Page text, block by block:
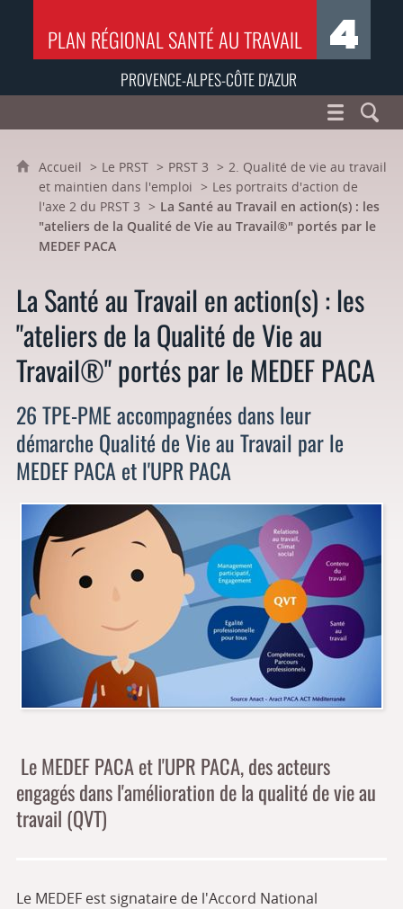
PLAN RÉGIONAL SANTÉ AU TRAVAIL
PROVENCE-ALPES-CÔTE D'AZUR
Accueil Le PRST PRST 3
2. Qualité de vie au travail
et maintien dans l'emploi
Les portraits d'action de
l'axe 2 du PRST 3
La Santé au Travail en action(s) : les
"ateliers de la Qualité de Vie au Travail®" portés par le
MEDEF PACA
La Santé au Travail en action(s) : les
"ateliers de la Qualité de Vie au
Travail®" portés par le MEDEF PACA
26 TPE-PME accompagnées dans leur
démarche Qualité de Vie au Travail par le
MEDEF PACA et l'UPR PACA
Le MEDEF PACA et l'UPR PACA, des acteurs
engagés dans l'amélioration de la qualité de vie au
travail (QVT)
Le MEDEF est signataire de l'Accord National